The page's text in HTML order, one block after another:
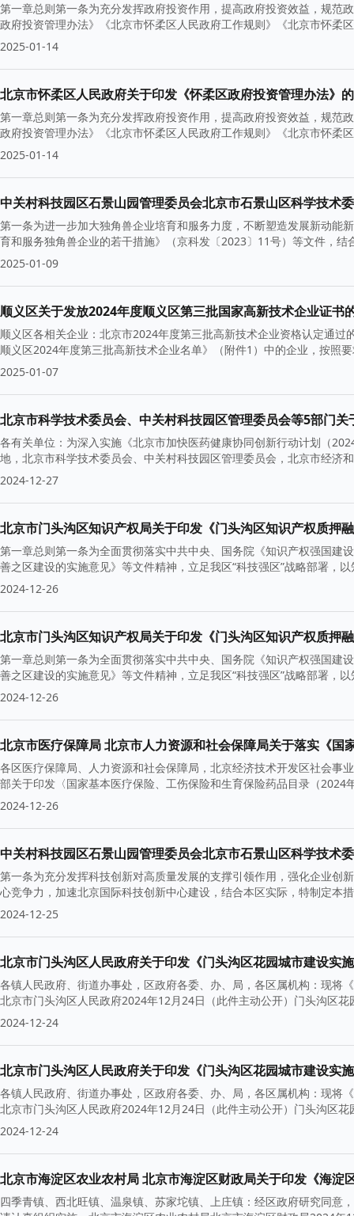
第一章总则第一条为充分发挥政府投资作用，提高政府投资效益，规范
政府投资管理办法》《北京市怀柔区人民政府工作规则》《北京市怀柔
2025-01-14
北京市怀柔区人民政府关于印发《怀柔区政府投资管理办法》
第一章总则第一条为充分发挥政府投资作用，提高政府投资效益，规范
政府投资管理办法》《北京市怀柔区人民政府工作规则》《北京市怀柔
2025-01-14
第一条为进一步加大独角兽企业培育和服务力度，不断塑造发展新动能
育和服务独角兽企业的若干措施》（京科发〔2023〕11号）等文件，
2025-01-09
顺义区关于发放2024年度顺义区第三批国家高新技术企业证书
顺义区各相关企业：北京市2024年度第三批高新技术企业资格认定通
顺义区2024年度第三批高新技术企业名单》（附件1）中的企业，按照
2025-01-07
各有关单位：为深入实施《北京市加快医药健康协同创新行动计划（
地，北京市科学技术委员会、中关村科技园区管理委员会，北京市经济
2024-12-27
北京市门头沟区知识产权局关于印发《门头沟区知识产权质押
第一章总则第一条为全面贯彻落实中共中央、国务院《知识产权强国
善之区建设的实施意见》等文件精神，立足我区“科技强区”战略部署，
2024-12-26
北京市门头沟区知识产权局关于印发《门头沟区知识产权质押
第一章总则第一条为全面贯彻落实中共中央、国务院《知识产权强国
善之区建设的实施意见》等文件精神，立足我区“科技强区”战略部署，
2024-12-26
各区医疗保障局、人力资源和社会保障局，北京经济技术开发区社会事
部关于印发〈国家基本医疗保险、工伤保险和生育保险药品目录（
2024-12-26
第一条为充分发挥科技创新对高质量发展的支撑引领作用，强化企业创
心竞争力，加速北京国际科技创新中心建设，结合本区实际，特制定本
2024-12-25
北京市门头沟区人民政府关于印发《门头沟区花园城市建设实
各镇人民政府、街道办事处，区政府各委、办、局，各区属机构：现将
北京市门头沟区人民政府2024年12月24日（此件主动公开）门头沟区
2024-12-24
北京市门头沟区人民政府关于印发《门头沟区花园城市建设实
各镇人民政府、街道办事处，区政府各委、办、局，各区属机构：现将
北京市门头沟区人民政府2024年12月24日（此件主动公开）门头沟区
2024-12-24
北京市海淀区农业农村局 北京市海淀区财政局关于印发《海淀
四季青镇、西北旺镇、温泉镇、苏家坨镇、上庄镇：经区政府研究同意